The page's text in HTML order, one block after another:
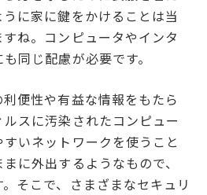
に家に鍵をかけることは当
ね。コンピュータやインタ
同じ配慮が必要です。
便性や有益な情報をもたら
スに汚染されたコンピュー
いネットワークを使うこと
に外出するようなもので、
そこで、さまざまなセキュリ